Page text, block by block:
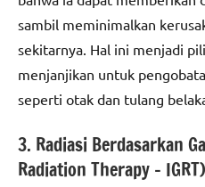
sambil meminimalkan
sekitarnya. Hal ini menjadi
menjanjikan untuk
seperti otak dan tulang
3. Radiasi Berdasarkan
Radiation Therapy – IGRT)